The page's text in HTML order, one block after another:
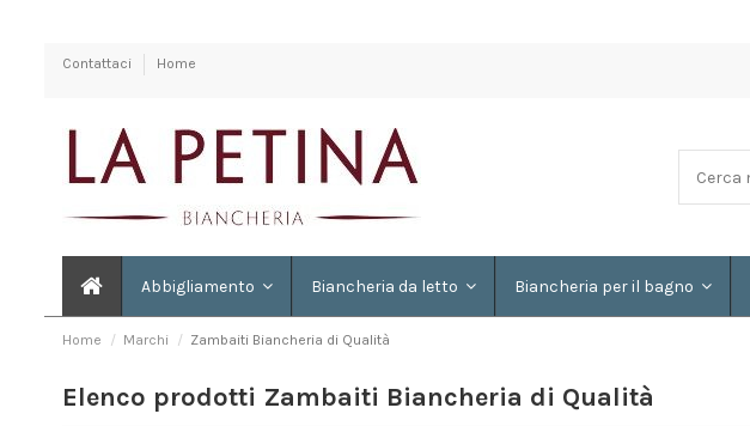
Contattaci Home
Abbigliamento Biancheria da letto Biancheria per il bagno
Home Marchi Zambaiti Biancheria di Qualità
Elenco prodotti Zambaiti Biancheria di Qualità